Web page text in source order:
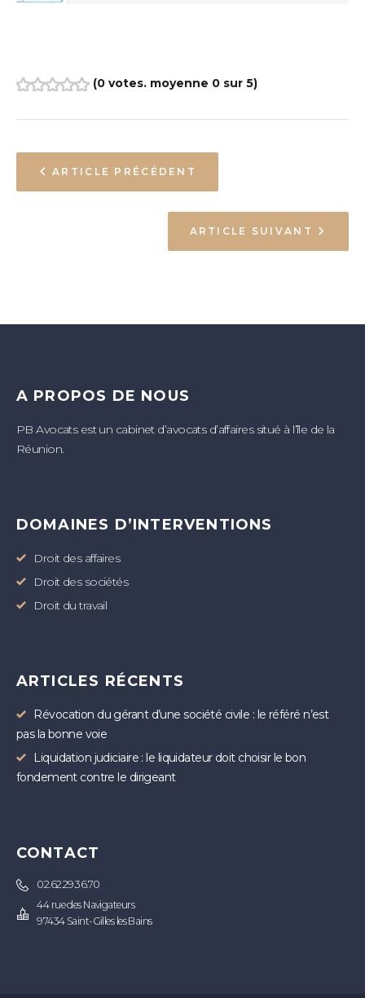
(0 votes. moyenne 0sur 5)
ARTICLE PRÉCÉDENT
ARTICLE SUIVANT
A PROPOS DE NOUS
PB Avocats est un cabinet d’avocats d’affaires situé à l’île de la
Réunion.
DOMAINES D’INTERVENTIONS
Droit des affaires
Droit des sociétés
Droit du travail
ARTICLES RÉCENTS
Révocation du gérant d’une société civile : le référé n’est
pas la bonne voie
Liquidation judiciaire : le liquidateur doit choisir le bon
fondement contre le dirigeant
CONTACT
02.62.29.36.70
44 rue des Navigateurs
97434 Saint-Gilles les Bains